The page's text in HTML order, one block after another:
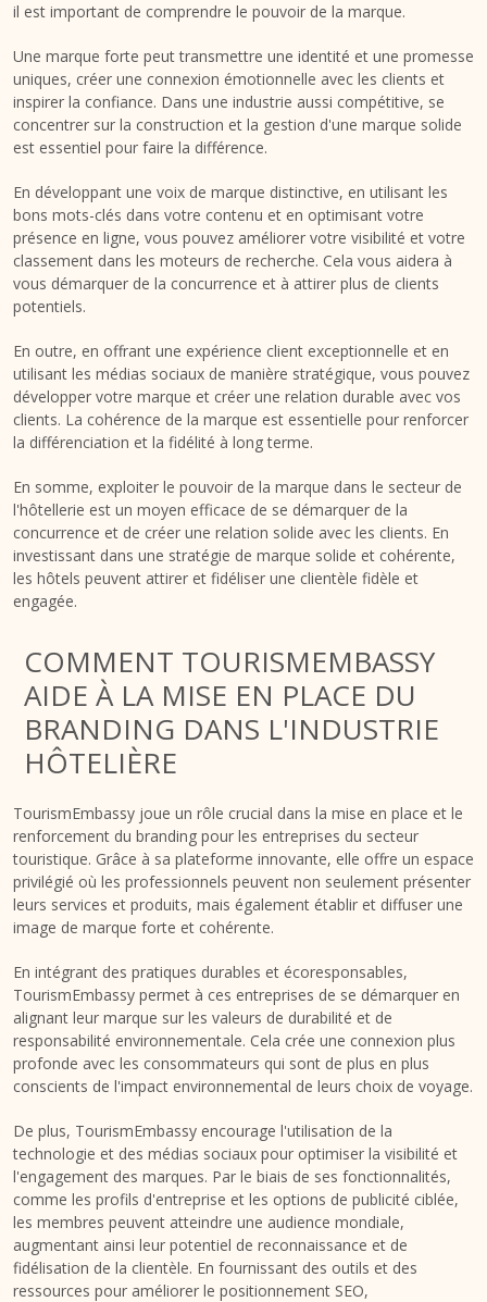
il est important de comprendre le pouvoir de la marque.
Une marque forte peut transmettre une identité et une promesse
uniques, créer une connexion émotionnelle avec les clients et
inspirer la confiance. Dans une industrie aussi compétitive, se
concentrer sur la construction et la gestion d'une marque solide
est essentiel pour faire la différence.
En développant une voix de marque distinctive, en utilisant les
bons mots-clés dans votre contenu et en optimisant votre
présence en ligne, vous pouvez améliorer votre visibilité et votre
classement dans les moteurs de recherche. Cela vous aidera à
vous démarquer de la concurrence et à attirer plus de clients
potentiels.
En outre, en offrant une expérience client exceptionnelle et en
utilisant les médias sociaux de manière stratégique, vous pouvez
développer votre marque et créer une relation durable avec vos
clients. La cohérence de la marque est essentielle pour renforcer
la différenciation et la fidélité à long terme.
En somme, exploiter le pouvoir de la marque dans le secteur de
l'hôtellerie est un moyen efficace de se démarquer de la
concurrence et de créer une relation solide avec les clients. En
investissant dans une stratégie de marque solide et cohérente,
les hôtels peuvent attirer et fidéliser une clientèle fidèle et
engagée.
COMMENT TOURISMEMBASSY
AIDE À LA MISE EN PLACE DU
BRANDING DANS L'INDUSTRIE
HÔTELIÈRE
TourismEmbassy joue un rôle crucial dans la mise en place et le
renforcement du branding pour les entreprises du secteur
touristique. Grâce à sa plateforme innovante, elle offre un espace
privilégié où les professionnels peuvent non seulement présenter
leurs services et produits, mais également établir et diffuser une
image de marque forte et cohérente​​.
En intégrant des pratiques durables et écoresponsables,
TourismEmbassy permet à ces entreprises de se démarquer en
alignant leur marque sur les valeurs de durabilité et de
responsabilité environnementale. Cela crée une connexion plus
profonde avec les consommateurs qui sont de plus en plus
conscients de l'impact environnemental de leurs choix de voyage​​.
De plus, TourismEmbassy encourage l'utilisation de la
technologie et des médias sociaux pour optimiser la visibilité et
l'engagement des marques. Par le biais de ses fonctionnalités,
comme les profils d'entreprise et les options de publicité ciblée,
les membres peuvent atteindre une audience mondiale,
augmentant ainsi leur potentiel de reconnaissance et de
fidélisation de la clientèle​​. En fournissant des outils et des
ressources pour améliorer le positionnement SEO,